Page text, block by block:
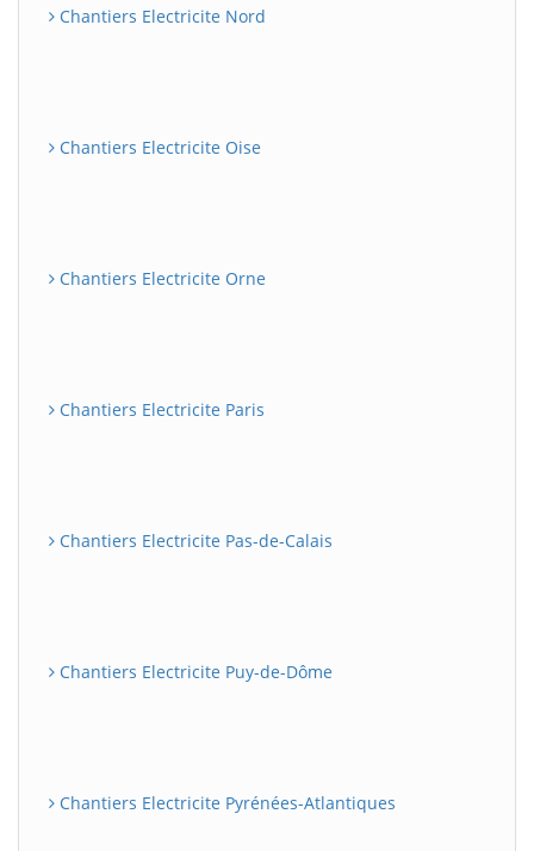
Chantiers Electricite Nord
Chantiers Electricite Oise
Chantiers Electricite Orne
Chantiers Electricite Paris
Chantiers Electricite Pas-de-Calais
Chantiers Electricite Puy-de-Dôme
Chantiers Electricite Pyrénées-Atlantiques